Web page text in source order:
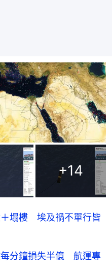
+14
塌樓 埃及禍不單行皆
每分鐘損失半億 航運專